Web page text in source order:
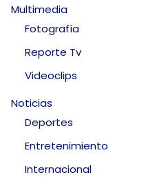
Multimedia
Fotografía
Reporte Tv
Videoclips
Noticias
Deportes
Entretenimiento
Internacional